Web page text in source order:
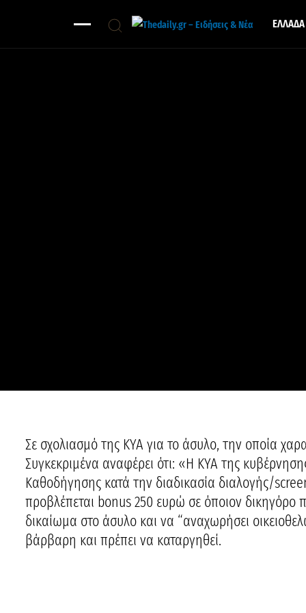
ΕΛΛΑΔΑ
Σε σχολιασμό της ΚΥΑ για το άσυλο, την οποία
Συγκεκριμένα αναφέρει ότι: «Η ΚΥΑ της
Καθοδήγησης κατά την διαδικασία διαλογής/
προβλέπεται bonus 250 ευρώ σε όποιον δικηγόρο
δικαίωμα στο άσυλο και να “αναχωρήσει
βάρβαρη και πρέπει να καταργηθεί.